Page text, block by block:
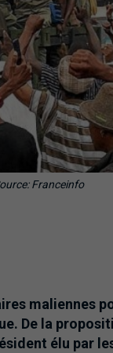
Franceinfo
maliennes
De la
élu par